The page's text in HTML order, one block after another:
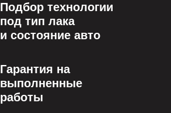
Подбор технологии
под тип лака
и состояние авто
Гарантия на
выполненные
работы